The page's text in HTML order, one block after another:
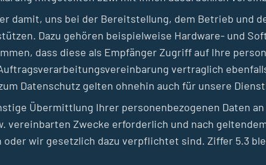
damit, uns bei der Bereitstellung, dem Betrieb und
Dazu gehören beispielweise Hardware- und
dass diese als Empfänger Zugriff auf Ihre
vertraglich
Datenschutz gelten ohnehin auch für unsere
Übermittlung Ihrer personenbezogenen Daten
vereinbarten Zwecke erforderlich und nach
wir gesetzlich dazu verpflichtet sind. Ziffer 5.3